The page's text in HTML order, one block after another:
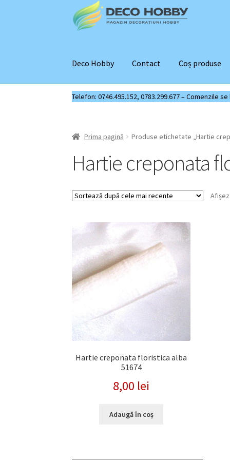
Sari
la
navigare
Sari
la
conținut
Deco Hobby Contact Coș produse
Telefon: 0746.495.152, 0783.299.677 – Comenzile
Prima pagină Produse etichetate „Hartie
Hartie creponata
Hartie creponata floristica alba
51674
8,00 lei
Adaugă în coș